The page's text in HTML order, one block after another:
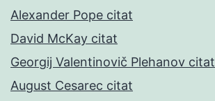
Alexander Pope citat
David McKay citat
Georgij Valentinovič Plehanov citat
August Cesarec citat